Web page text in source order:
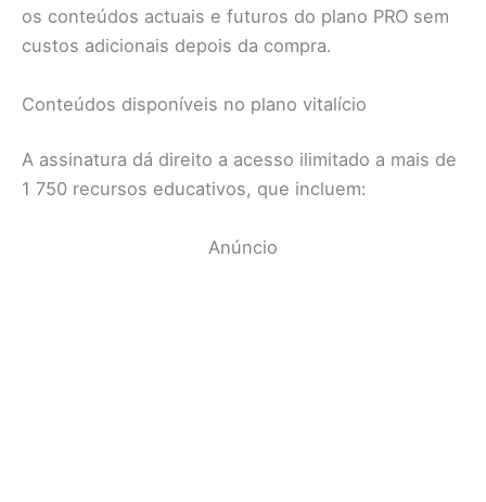
os conteúdos actuais e futuros do plano PRO sem
custos adicionais depois da compra.
Conteúdos disponíveis no plano vitalício
A assinatura dá direito a acesso ilimitado a mais de
1 750 recursos educativos, que incluem:
Anúncio